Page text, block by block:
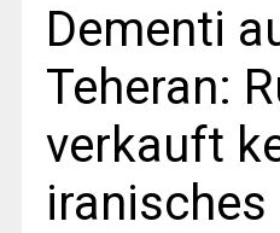
Dementi
Teheran:
verkauft
iranisches